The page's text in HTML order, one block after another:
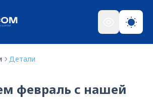
Детали
февраль с нашей